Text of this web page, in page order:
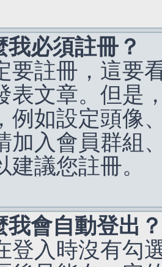
我必須註冊？
要註冊，這要
表文章。但是
例如設定頭像
加入會員群組
建議您註冊。
我會自動登出？
登入時沒有勾